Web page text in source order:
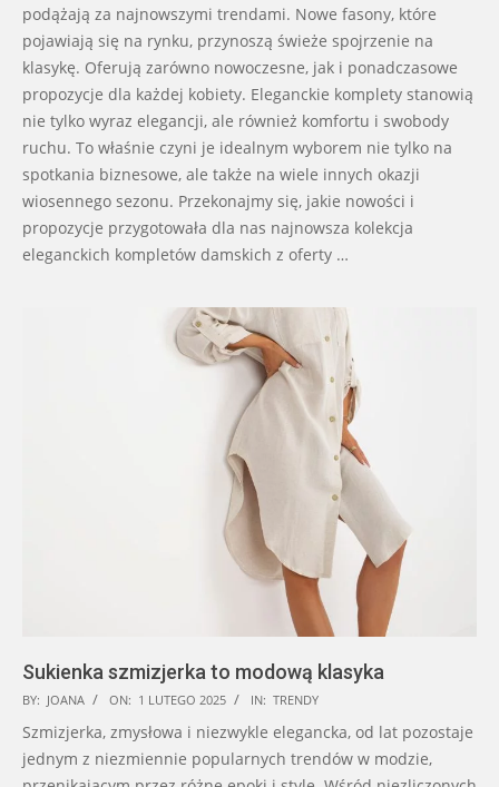
podążają za najnowszymi trendami. Nowe fasony, które
pojawiają się na rynku, przynoszą świeże spojrzenie na
klasykę. Oferują zarówno nowoczesne, jak i ponadczasowe
propozycje dla każdej kobiety. Eleganckie komplety stanowią
nie tylko wyraz elegancji, ale również komfortu i swobody
ruchu. To właśnie czyni je idealnym wyborem nie tylko na
spotkania biznesowe, ale także na wiele innych okazji
wiosennego sezonu. Przekonajmy się, jakie nowości i
propozycje przygotowała dla nas najnowsza kolekcja
eleganckich kompletów damskich z oferty …
Sukienka szmizjerka to modową klasyka
2025-
02-
01
BY: JOANA ON: 1 LUTEGO 2025 IN: TRENDY
Szmizjerka, zmysłowa i niezwykle elegancka, od lat pozostaje
jednym z niezmiennie popularnych trendów w modzie,